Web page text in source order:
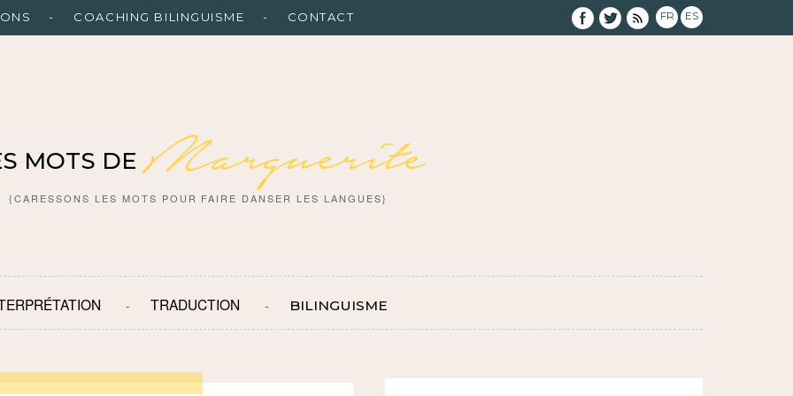
COACHING BILINGUISME CONTACT FR ES
MOTS DE Marguerite
{CARESSONS LES MOTS POUR FAIRE DANSER LES LANGUES}
TRADUCTION BILINGUISME